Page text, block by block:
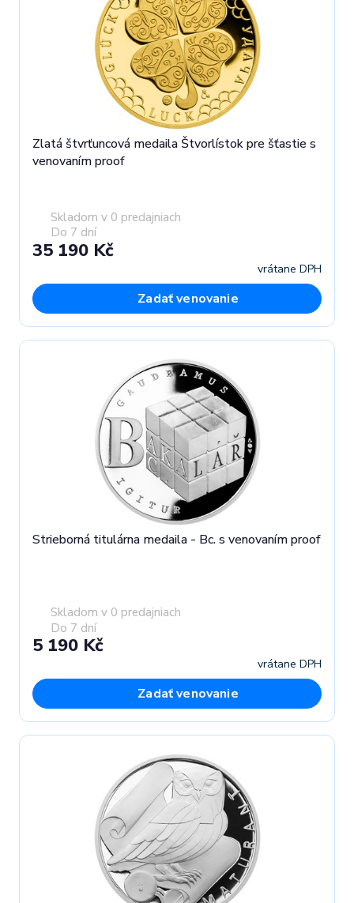
Zlatá štvrťuncová medaila Štvorlístok pre šťastie s
venovaním proof
Skladom v 0 predajniach
Do 7 dní
35 190 Kč
vrátane DPH
Zadať venovanie
Strieborná titulárna medaila - Bc. s venovaním proof
Skladom v 0 predajniach
Do 7 dní
5 190 Kč
vrátane DPH
Zadať venovanie